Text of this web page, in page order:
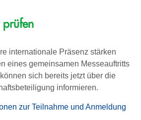
prüfen
internationale Präsenz stärken
eines gemeinsamen Messeauftritts
sich bereits jetzt über die
informieren.
zur Teilnahme und Anmeldung